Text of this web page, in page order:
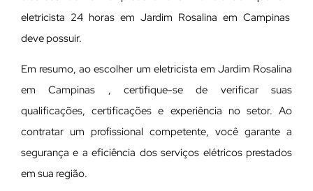
eletricista 24 horas em Jardim Rosalina em Campinas
deve possuir.
Em resumo, ao escolher um eletricista em Jardim Rosalina
em Campinas , certifique-se de verificar suas
qualificações, certificações e experiência no setor. Ao
contratar um profissional competente, você garante a
segurança e a eficiência dos serviços elétricos prestados
em sua região.